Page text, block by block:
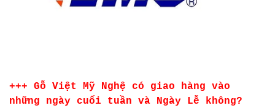
+++ Gỗ Việt Mỹ Nghệ có giao hàng vào
những ngày cuối tuần và Ngày Lễ không?